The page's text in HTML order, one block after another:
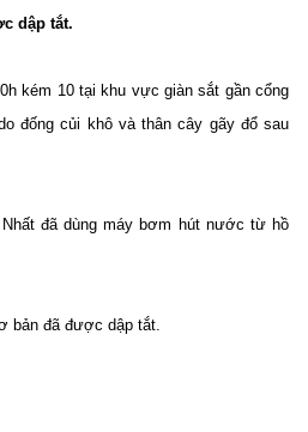
dập tắt.
kém 10 tại khu vực giàn sắt gần cổng
đống củi khô và thân cây gãy đổ sau
đã dùng máy bơm hút nước từ hồ
bản đã được dập tắt.